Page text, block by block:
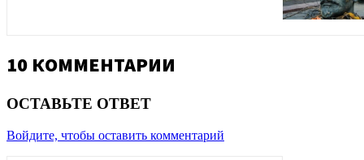
10 КОММЕНТАРИИ
ОСТАВЬТЕ ОТВЕТ
Войдите, чтобы оставить комментарий